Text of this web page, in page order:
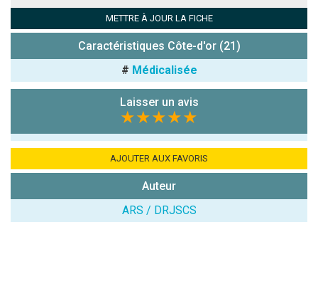
Combien font
7x4 (en
METTRE À JOUR LA FICHE
Caractéristiques Côte-d'or (21)
# Médicalisée
Laisser un avis
★★★★★
AJOUTER AUX FAVORIS
Auteur
ARS / DRJSCS